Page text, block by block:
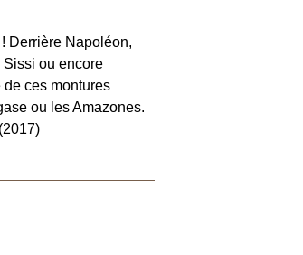
Derrière Napoléon,
Sissi ou encore
de ces montures
ou les Amazones.